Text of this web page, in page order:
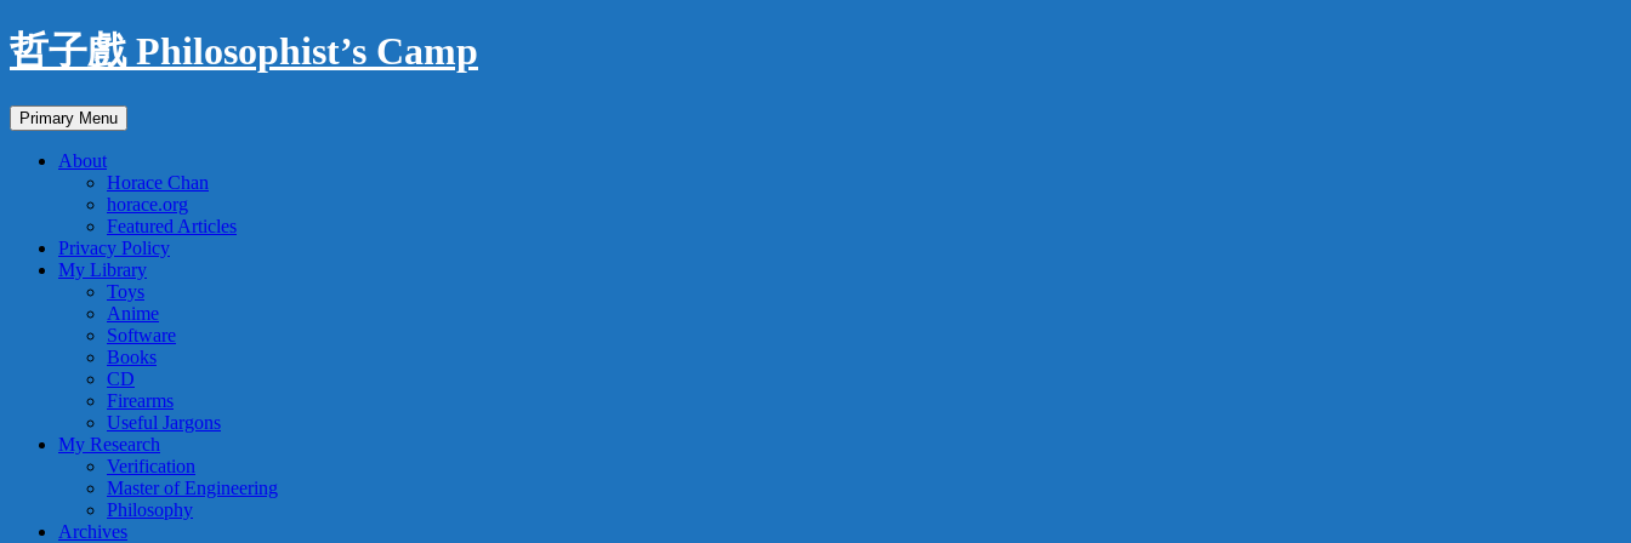
Skip
to
哲子戲 Philosophist’s Camp
Search
Primary Menu
About
Horace Chan
horace.org
Featured Articles
Privacy Policy
My Library
Toys
Anime
Software
Books
CD
Firearms
Useful Jargons
My Research
Verification
Master of Engineering
Philosophy
Archives